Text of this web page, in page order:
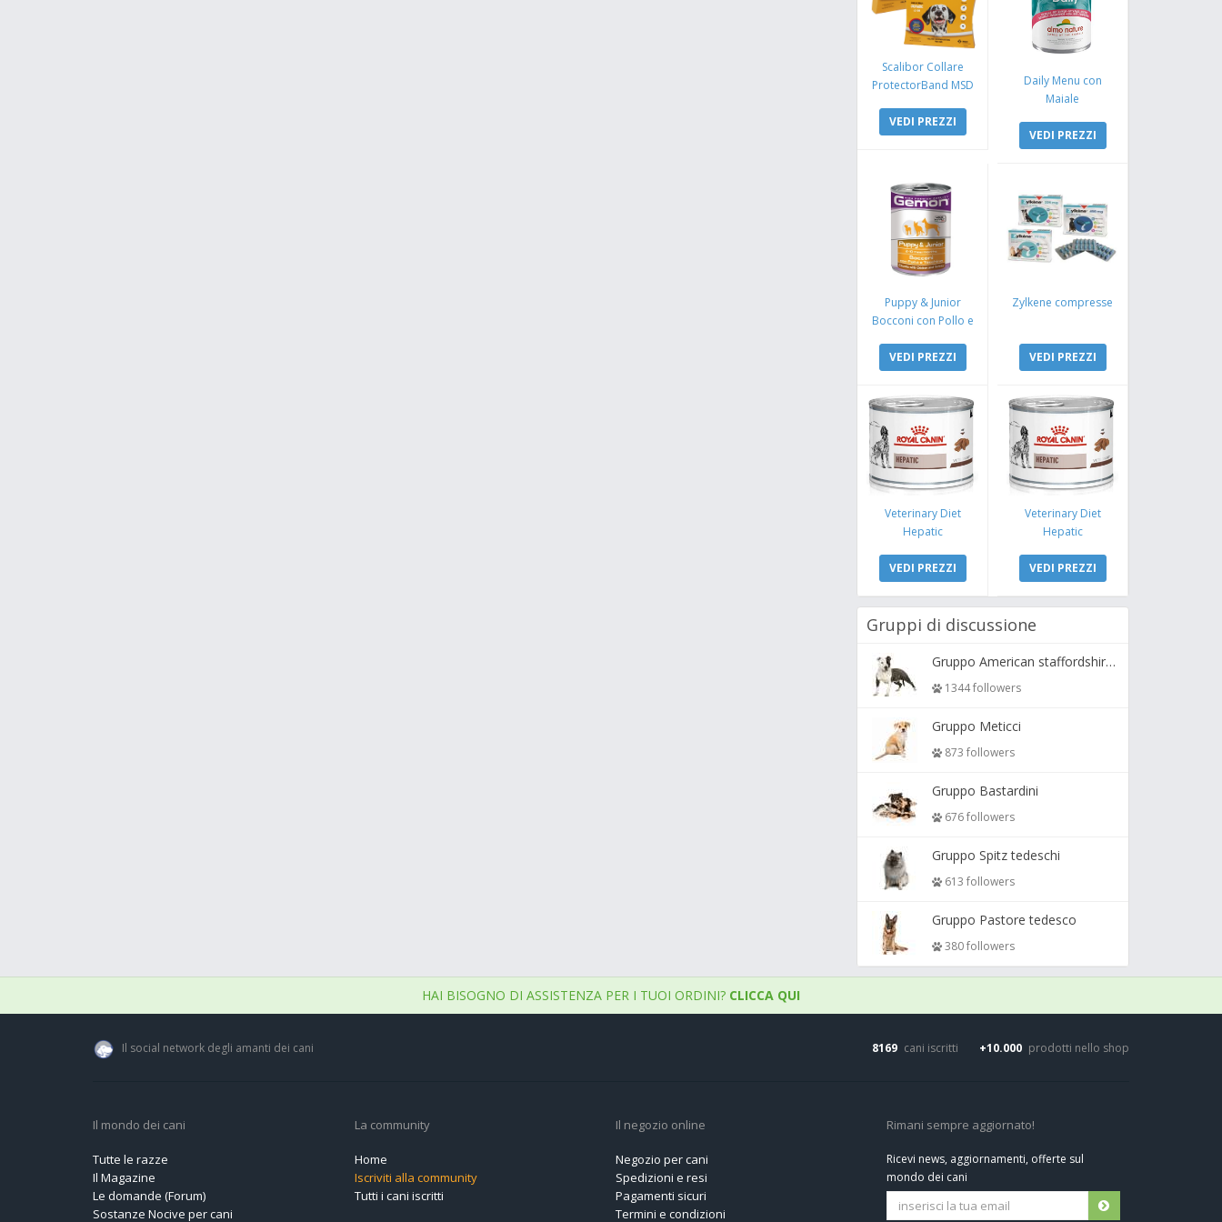
Scalibor Collare
ProtectorBand MSD
VEDI PREZZI
Daily Menu con
Maiale
VEDI PREZZI
Puppy & Junior
Bocconi con Pollo e
VEDI PREZZI
Zylkene compresse
VEDI PREZZI
Veterinary Diet
Hepatic
VEDI PREZZI
Veterinary Diet
Hepatic
VEDI PREZZI
Gruppi di discussione
Gruppo American staffordshire terrier ( amstaff, amastaff )
1344 followers
Gruppo Meticci
873 followers
Gruppo Bastardini
676 followers
Gruppo Spitz tedeschi
613 followers
Gruppo Pastore tedesco
380 followers
HAI BISOGNO DI ASSISTENZA PER I TUOI ORDINI? CLICCA QUI
Il social network degli amanti dei cani 8169 cani iscritti +10.000 prodotti nello shop
Il mondo dei cani
Tutte le razze
Il Magazine
Le domande (Forum)
Sostanze Nocive per cani
La community
Home
Iscriviti alla community
Tutti i cani iscritti
Il negozio online
Negozio per cani
Spedizioni e resi
Pagamenti sicuri
Termini e condizioni
Rimani sempre aggiornato!
Ricevi news, aggiornamenti, offerte sul
mondo dei cani